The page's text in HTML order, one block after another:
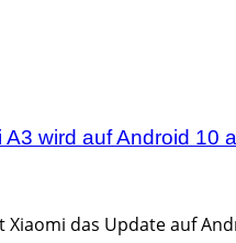
wird auf Android 10
Xiaomi das Update auf